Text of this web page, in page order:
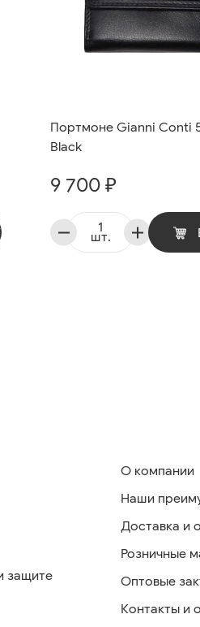
Портмоне Gianni Conti
Black
9 700 ₽
шт.
защите
О компании
Наши
Доставка и
Розничные
Оптовые
Контакты и